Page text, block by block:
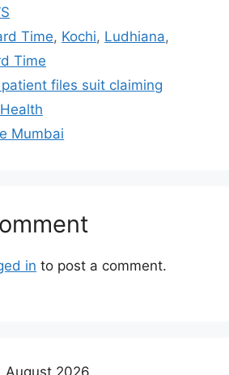
Time, Kochi, Ludhiana,
Time
files suit claiming
Mumbai
in to post a comment.
August 2026